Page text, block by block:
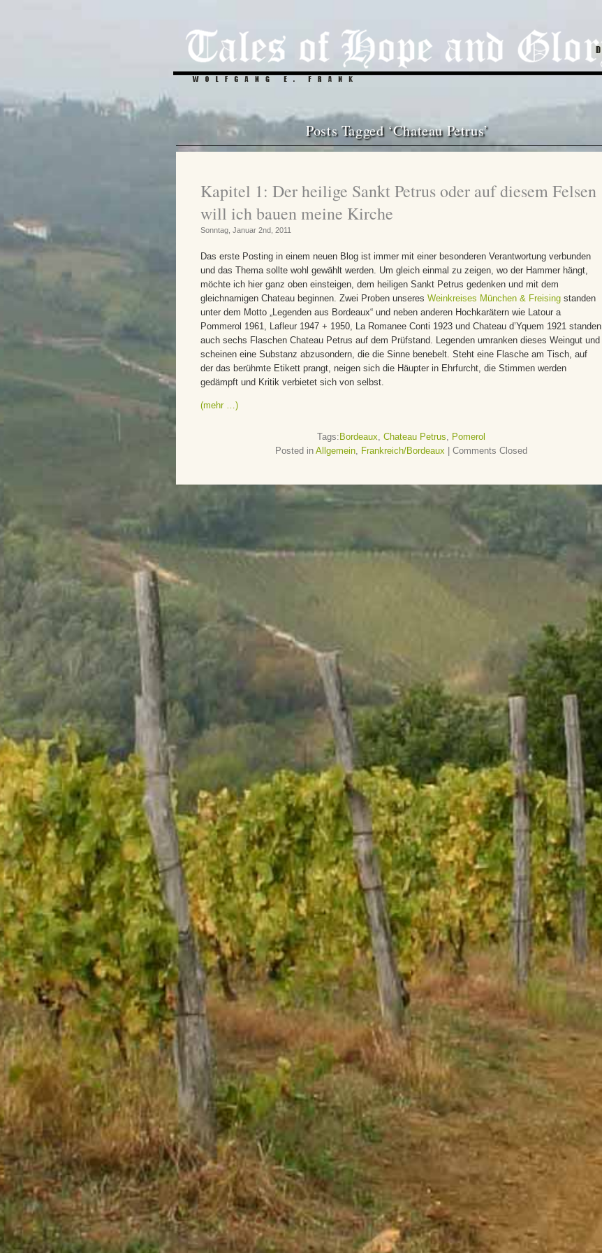
Posts Tagged ‘Chateau Petrus’
Kapitel 1: Der heilige Sankt Petrus oder auf diesem Felsen
will ich bauen meine Kirche
Sonntag, Januar 2nd, 2011
Das erste Posting in einem neuen Blog ist immer mit einer besonderen Verantwortung verbunden
und das Thema sollte wohl gewählt werden. Um gleich einmal zu zeigen, wo der Hammer hängt,
möchte ich hier ganz oben einsteigen, dem heiligen Sankt Petrus gedenken und mit dem
gleichnamigen Chateau beginnen. Zwei Proben unseres Weinkreises München & Freising standen
unter dem Motto „Legenden aus Bordeaux“ und neben anderen Hochkarätern wie Latour a
Pommerol 1961, Lafleur 1947 + 1950, La Romanee Conti 1923 und Chateau d’Yquem 1921 standen
auch sechs Flaschen Chateau Petrus auf dem Prüfstand. Legenden umranken dieses Weingut und
scheinen eine Substanz abzusondern, die die Sinne benebelt. Steht eine Flasche am Tisch, auf
der das berühmte Etikett prangt, neigen sich die Häupter in Ehrfurcht, die Stimmen werden
gedämpft und Kritik verbietet sich von selbst.
(mehr …)
Tags: Bordeaux, Chateau Petrus, Pomerol
Posted in Allgemein, Frankreich/Bordeaux Comments Closed